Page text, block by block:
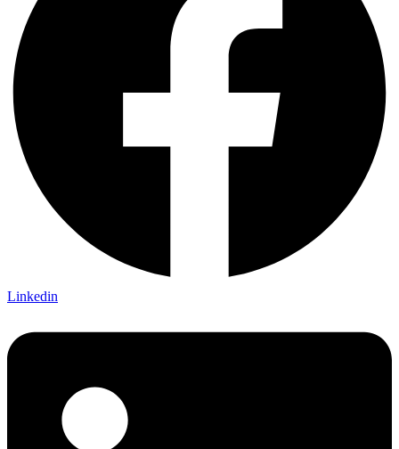
Linkedin